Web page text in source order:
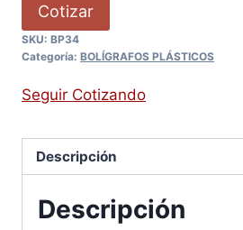
Cotizar
SKU: BP34
Categoría: BOLÍGRAFOS PLÁSTICOS
Seguir Cotizando
Descripción
Descripción